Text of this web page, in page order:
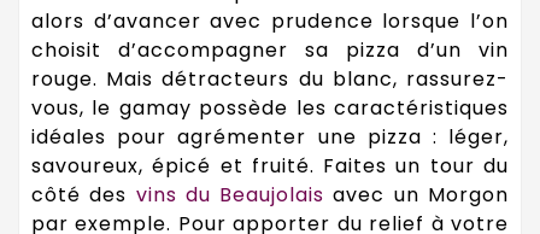
alors d’avancer avec prudence lorsque l’on
choisit d’accompagner sa pizza d’un vin
rouge. Mais détracteurs du blanc, rassurez-
vous, le gamay possède les caractéristiques
idéales pour agrémenter une pizza : léger,
savoureux, épicé et fruité. Faites un tour du
côté des vins du Beaujolais avec un Morgon
par exemple. Pour apporter du relief à votre